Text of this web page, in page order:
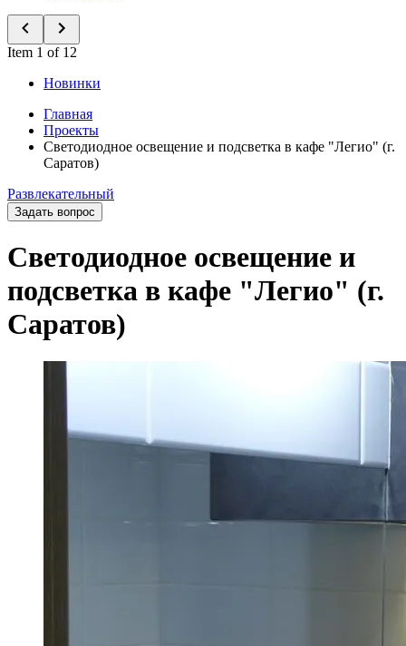
Item 1 of 12
Новинки
Главная
Проекты
Светодиодное освещение и подсветка в кафе "Легио" (г.
Саратов)
Развлекательный
Задать вопрос
Светодиодное освещение и
подсветка в кафе "Легио" (г.
Саратов)